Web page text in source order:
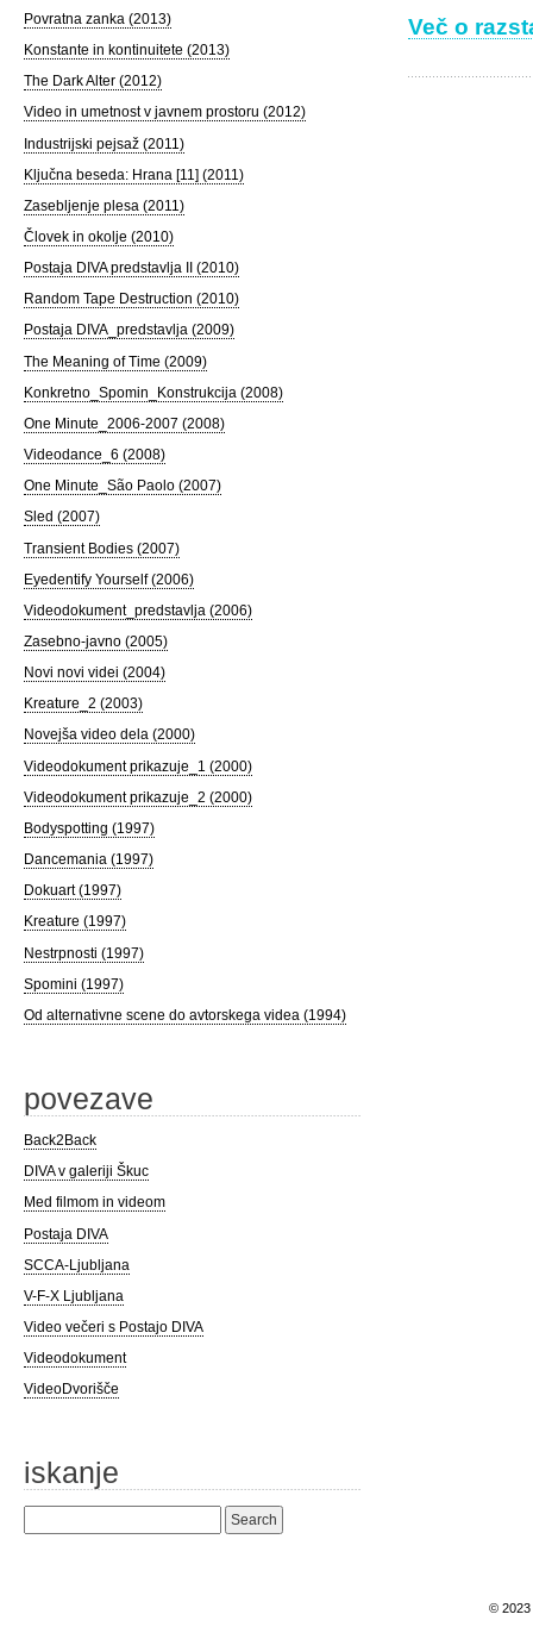
Več o
Povratna zanka (2013)
Konstante in kontinuitete (2013)
The Dark Alter (2012)
Video in umetnost v javnem prostoru (2012)
Industrijski pejsaž (2011)
Ključna beseda: Hrana [11] (2011)
Zasebljenje plesa (2011)
Človek in okolje (2010)
Postaja DIVA predstavlja II (2010)
Random Tape Destruction (2010)
Postaja DIVA_predstavlja (2009)
The Meaning of Time (2009)
Konkretno_Spomin_Konstrukcija (2008)
One Minute_2006-2007 (2008)
Videodance_6 (2008)
One Minute_São Paolo (2007)
Sled (2007)
Transient Bodies (2007)
Eyedentify Yourself (2006)
Videodokument_predstavlja (2006)
Zasebno-javno (2005)
Novi novi videi (2004)
Kreature_2 (2003)
Novejša video dela (2000)
Videodokument prikazuje_1 (2000)
Videodokument prikazuje_2 (2000)
Bodyspotting (1997)
Dancemania (1997)
Dokuart (1997)
Kreature (1997)
Nestrpnosti (1997)
Spomini (1997)
Od alternativne scene do avtorskega videa (1994)
povezave
Back2Back
DIVA v galeriji Škuc
Med filmom in videom
Postaja DIVA
SCCA-Ljubljana
V-F-X Ljubljana
Video večeri s Postajo DIVA
Videodokument
VideoDvorišče
iskanje
for:
© 2023